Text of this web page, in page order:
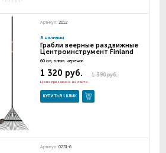
Артикул: 2012
В наличии
Грабли веерные раздвижные
Центроинструмент Finland
60 см, алюм. черенок
1 390 руб.
1 320 руб.
Цена при заказе на сайте
КУПИТЬ В 1 КЛИК
Артикул: 0231-6